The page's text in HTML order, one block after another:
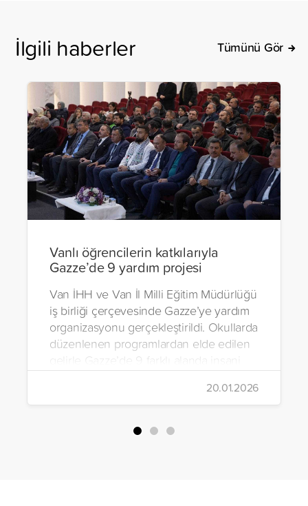
İlgili haberler Tümünü Gör
Vanlı öğrencilerin katkılarıyla
Gazze’de 9 yardım projesi
Van İHH ve Van İl Milli Eğitim Müdürlüğü
iş birliği çerçevesinde Gazze’ye yardım
organizasyonu gerçekleştirildi. Okullarda
düzenlenen programlardan elde edilen
gelirle Gazze’de 9 farklı alanda insani
yardım çalışmalarında bulunuldu.
20.01.2026